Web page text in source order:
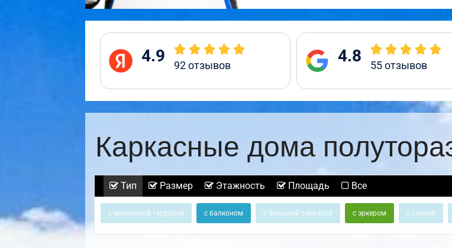
4.9 92отзывов 4.8 55отзывов
Каркасные дома
Тип Размер Этажность Площадь Все
с маленькой террасой с балконом с большой террасой с эркером с сауной